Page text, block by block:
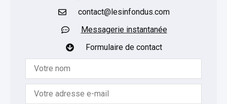
contact@lesinfondus.com
Messagerie instantanée
Formulaire de contact